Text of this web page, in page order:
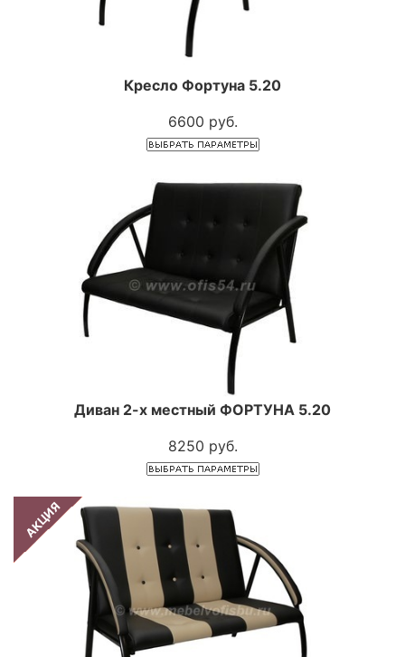
Кресло Фортуна 5.20
6600 руб.
Диван 2-х местный ФОРТУНА 5.20
8250 руб.
АКЦИЯ